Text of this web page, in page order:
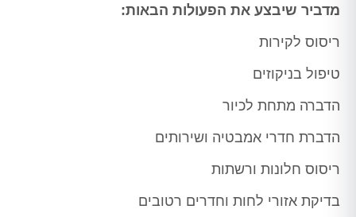
מדביר שיבצע את הפעולות הבאות:
ריסוס לקירות
טיפול בניקוזים
הדברה מתחת לכיור
הדברת חדרי אמבטיה ושירותים
ריסוס חלונות ורשתות
בדיקת אזורי לחות וחדרים רטובים